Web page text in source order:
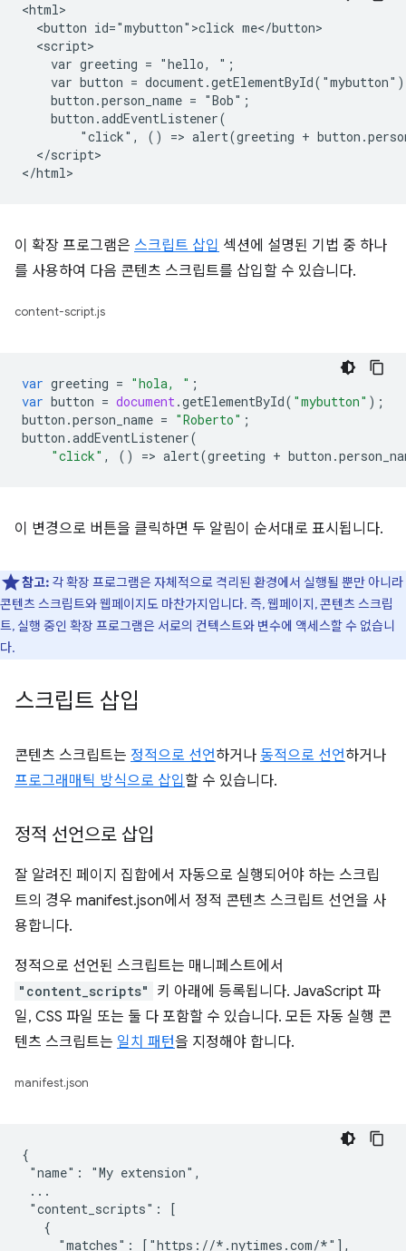
<html>
  <button id="mybutton">click me</button>
  <script>
    var greeting = "hello, ";
var button =
    button.person_name = "Bob";
    button.addEventListener(
"click", () => alert(greeting +
  </script>
이 확장 프로그램은 스크립트 삽입 섹션에 설명된 기법 중 하나
를 사용하여 다음 콘텐츠 스크립트를 삽입할 수 있습니다.
content-script.js
var greeting = "hola, " ;
var button = document.getElementById( "mybutton" );
button .person_name = "Roberto" ;
button .addEventListener(
"click" , () => alert(greeting + button .
이 변경으로 버튼을 클릭하면 두 알림이 순서대로 표시됩니다.
참고: 각 확장 프로그램은 자체적으로 격리된 환경에서 실행될 뿐만 아니라
콘텐츠 스크립트와 웹페이지도 마찬가지입니다. 즉, 웹페이지, 콘텐츠 스크립
트, 실행 중인 확장 프로그램은 서로의 컨텍스트와 변수에 액세스할 수 없습니
다.
스크립트 삽입
콘텐츠 스크립트는 정적으로 선언하거나 동적으로 선언하거나
프로그래매틱 방식으로 삽입 할 수 있습니다.
정적 선언으로 삽입
잘 알려진 페이지 집합에서 자동으로 실행되어야 하는 스크립
트의 경우 manifest.json에서 정적 콘텐츠 스크립트 선언을 사
용합니다.
정적으로 선언된 스크립트는 매니페스트에서
"content_scripts"
키 아래에 등록됩니다. JavaScript 파
일, CSS 파일 또는 둘 다 포함할 수 있습니다. 모든 자동 실행 콘
텐츠 스크립트는 일치 패턴을 지정해야 합니다.
manifest.json
{
"name": "My extension",
...
"content_scripts": [
   {
     "matches": ["https://*.nytimes.com/*"],